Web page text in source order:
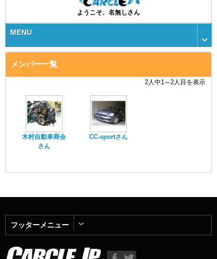
ようこそ、名無しさん
MENU
メンバー一覧
2人中1～2人目を表示
木村自動車商会
さん
CC-sportさん
フッターメニュー